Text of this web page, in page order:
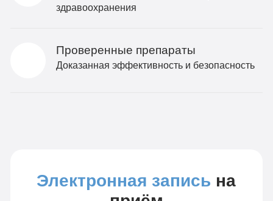
здравоохранения
Проверенные препараты
Доказанная эффективность и безопасность
Электронная запись на